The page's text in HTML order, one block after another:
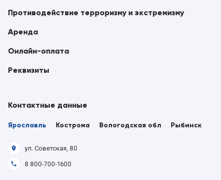
Противодействие терроризму и экстремизму
Аренда
Онлайн-оплата
Реквизиты
Контактные данные
Ярославль Кострома Вологодская обл Рыбинск
ул. Советская, 80
8 800-700-1600